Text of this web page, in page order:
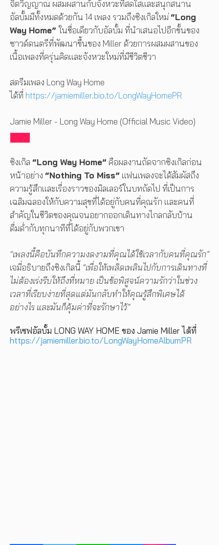
จิตวิญญาณ ผสมผสานกับจังหวะที่สดใสและสนุกสนาน
อัลบั้มมีทั้งหมดด้วยกัน 14 เพลง รวมถึงซิงเกิลใหม่ “Long
Way Home” ในชื่อเดียวกับอัลบั้ม ที่นำเสนอไปอีกขั้นของ
ซาวด์ดนตรีที่พัฒนาขึ้นของ Miller ด้วยการผสมผสานของ
เนื้อเพลงที่ครุ่นคิดและจังหวะใหม่ที่มีชีวิตชีวา
สตรีมเพลง Long Way Home
ได้ที่ https://jamiemiller.bio.to/LongWayHomePR
Jamie Miller - Long Way Home (Official Music Video)
ซิงเกิล “Long Way Home” คือผลงานถัดจากซิงเกิลก่อน
หน้าอย่าง “Nothing To Miss” แฟนเพลงจะได้สัมผัสถึง
ความรู้สึกและเรื่องราวของมิลเลอร์ในบทถัดไป ที่เป็นการ
เฉลิมฉลองให้กับความสุขที่ได้อยู่กับคนที่คุณรัก และคนที่
สำคัญในชีวิตของคุณจนอยากออกเดินทางไกลกลับบ้าน
ดื่มด่ำกับทุกนาทีที่ได้อยู่กับพวกเขา
“เพลงนี้คือบันทึกความงดงามที่คุณได้ใช้เวลากับคนที่คุณรัก”
เจมี่อธิบายถึงซิงเกิลนี้ “เพื่อให้เพลิดเพลินไปกับการเดินทางที่
ไม่ต้องเร่งรีบให้ถึงที่หมาย เป็นข้อพิสูจน์ความรักว่าในช่วง
เวลาที่เรียบง่ายที่สุดแต่มันกลับทำให้คุณรู้สึกพิเศษได้
อย่างไร และมันก็คุ้มค่าที่จะรักษาไว้”
พรีเซฟอัลบั้ม LONG WAY HOME ของ Jamie Miller ได้ที่
https://jamiemiller.bio.to/LongWayHomeAlbumPR